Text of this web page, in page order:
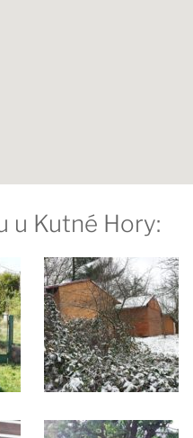
u Kutné Hory: